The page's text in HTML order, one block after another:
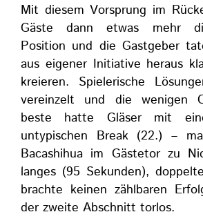
Mit diesem Vorsprung im
Gäste dann etwas mehr
Position und die Gastgeber
aus eigener Initiative heraus
kreieren. Spielerische
vereinzelt und die wenigen
beste hatte Gläser mit
untypischen Break (22.) –
Bacashihua im Gästetor zu
langes (95 Sekunden),
brachte keinen zählbaren
der zweite Abschnitt torlos.